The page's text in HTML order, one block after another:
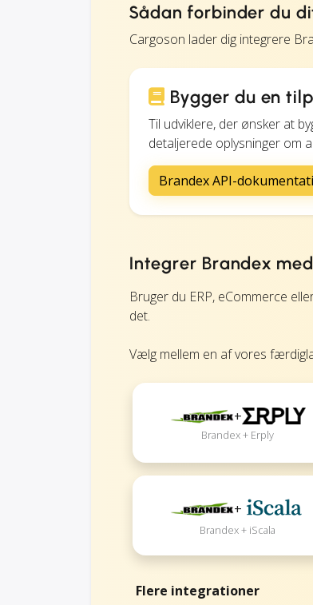
Sådan forbinder du
Cargoson lader dig integrere
Bygger du en
Til udviklere, der ønsker at
detaljerede oplysninger om
Brandex API-
Integrer Brandex
Bruger du ERP, eCommerce
det.
Vælg mellem en af vores
+
Brandex + Erply
+
Brandex + iScala
Flere integrationer